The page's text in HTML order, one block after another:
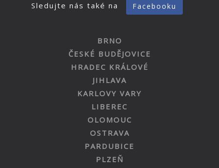
Sledujte nás také na Facebooku
BRNO
ČESKÉ BUDĚJOVICE
HRADEC KRÁLOVÉ
JIHLAVA
KARLOVY VARY
LIBEREC
OLOMOUC
OSTRAVA
PARDUBICE
PLZEŇ